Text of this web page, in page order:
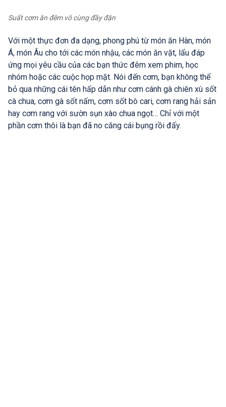
Suất cơm ăn đêm vô cùng đầy đặn
Với một thực đơn đa dạng, phong phú từ món ăn Hàn, món
Á, món Âu cho tới các món nhậu, các món ăn vặt, lẩu đáp
ứng mọi yêu cầu của các bạn thức đêm xem phim, học
nhóm hoặc các cuộc họp mặt. Nói đến cơm, bạn không thể
bỏ qua những cái tên hấp dẫn như cơm cánh gà chiên xù sốt
cà chua, cơm gà sốt nấm, cơm sốt bò cari, cơm rang hải sản
hay cơm rang với sườn sụn xào chua ngọt… Chỉ với một
phần cơm thôi là bạn đã no căng cái bụng rồi đấy.